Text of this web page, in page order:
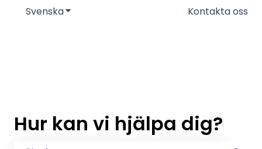
SvenskaVisa undermenyer för översättningar
Kontakta oss
Hur kan vi hjälpa dig?